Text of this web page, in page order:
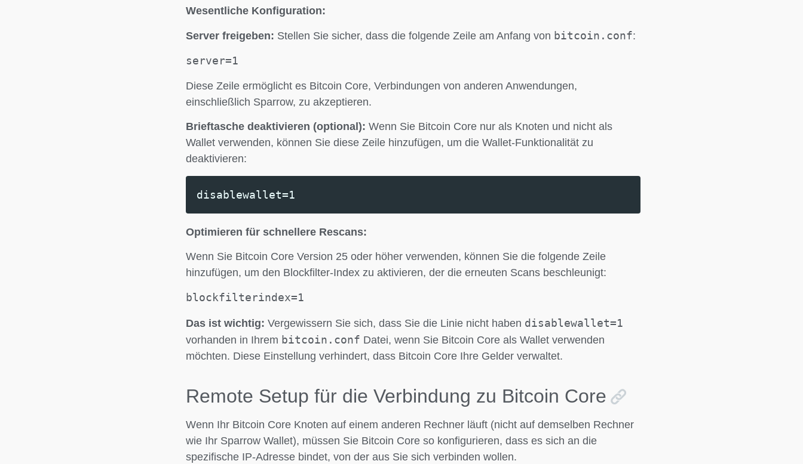
Wesentliche Konfiguration:
Server freigeben: Stellen Sie sicher, dass die folgende Zeile am Anfang von bitcoin.conf:
server=1
Diese Zeile ermöglicht es Bitcoin Core, Verbindungen von anderen Anwendungen,
einschließlich Sparrow, zu akzeptieren.
Brieftasche deaktivieren (optional): Wenn Sie Bitcoin Core nur als Knoten und nicht als
Wallet verwenden, können Sie diese Zeile hinzufügen, um die Wallet-Funktionalität zu
deaktivieren:
disablewallet=1
Optimieren für schnellere Rescans:
Wenn Sie Bitcoin Core Version 25 oder höher verwenden, können Sie die folgende Zeile
hinzufügen, um den Blockfilter-Index zu aktivieren, der die erneuten Scans beschleunigt:
blockfilterindex=1
Das ist wichtig: Vergewissern Sie sich, dass Sie die Linie nicht haben disablewallet=1
vorhanden in Ihrem bitcoin.conf Datei, wenn Sie Bitcoin Core als Wallet verwenden
möchten. Diese Einstellung verhindert, dass Bitcoin Core Ihre Gelder verwaltet.
Remote Setup für die Verbindung zu Bitcoin Core
Wenn Ihr Bitcoin Core Knoten auf einem anderen Rechner läuft (nicht auf demselben Rechner
wie Ihr Sparrow Wallet), müssen Sie Bitcoin Core so konfigurieren, dass es sich an die
spezifische IP-Adresse bindet, von der aus Sie sich verbinden wollen.